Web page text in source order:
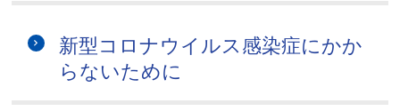
新型コロナウイルス感染症にかか
らないために